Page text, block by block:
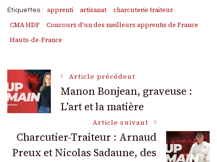
Étiquettes : apprenti artisanat
charcuterie traiteur
CMA HDF
Concours d'un des meilleurs apprentis de France
Hauts-de-France
Navigation
des
articles
Article précédent
Manon Bonjean, graveuse :
L’art et la matière
Article suivant
Charcutier-Traiteur : Arnaud
Preux et Nicolas Sadaune, des